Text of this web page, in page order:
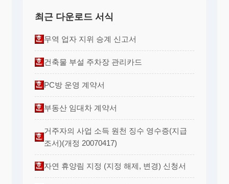
최근 다운로드 서식
무역 업자 지위 승계 신고서
건축물 부설 주차장 관리카드
PC방 운영 계약서
부동산 임대차 계약서
거주자의 사업 소득 원천 징수 영수증(지급
조서)(개정 20070417)
자연 휴양림 지정 (지정 해제, 변경) 신청서